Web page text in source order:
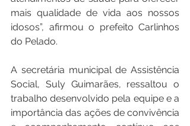
mais qualidade de vida aos nossos
idosos”, afirmou o prefeito Carlinhos
do Pelado.
A secretária municipal de Assistência
Social, Suly Guimarães, ressaltou o
trabalho desenvolvido pela equipe e a
importância das ações de convivência